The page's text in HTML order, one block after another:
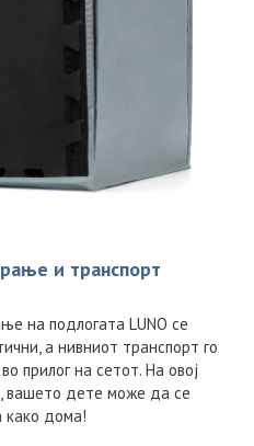
и транспорт
на подлогата LUNO се
а нивниот транспорт го
прилог на сетот. На овој
вашето дете може да се
како дома!